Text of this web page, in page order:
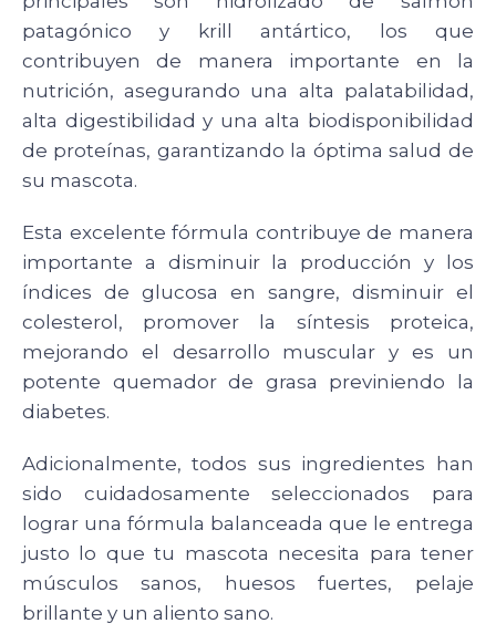
patagónico y krill antártico, los que
contribuyen de manera importante en la
nutrición, asegurando una alta palatabilidad,
alta digestibilidad y una alta biodisponibilidad
de proteínas, garantizando la óptima salud de
su mascota.
Esta excelente fórmula contribuye de manera
importante a disminuir la producción y los
índices de glucosa en sangre, disminuir el
colesterol, promover la síntesis proteica,
mejorando el desarrollo muscular y es un
potente quemador de grasa previniendo la
diabetes.
Adicionalmente, todos sus ingredientes han
sido cuidadosamente seleccionados para
lograr una fórmula balanceada que le entrega
justo lo que tu mascota necesita para tener
músculos sanos, huesos fuertes, pelaje
brillante y un aliento sano.